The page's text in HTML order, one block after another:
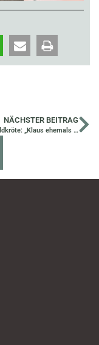
NÄCHSTER BEITRAG
Wasserschildkröte: „Klaus ehemals Billy“